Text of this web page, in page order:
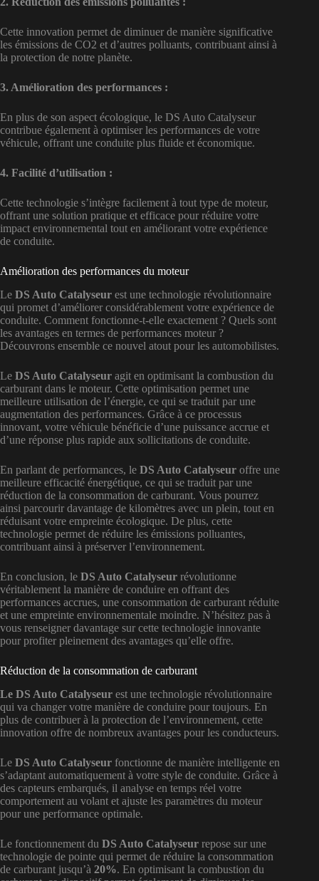
Cette innovation permet de diminuer de manière significative
les émissions de CO2 et d’autres polluants, contribuant ainsi à
la protection de notre planète.
3. Amélioration des performances :
En plus de son aspect écologique, le DS Auto Catalyseur
contribue également à optimiser les performances de votre
véhicule, offrant une conduite plus fluide et économique.
4. Facilité d’utilisation :
Cette technologie s’intègre facilement à tout type de moteur,
offrant une solution pratique et efficace pour réduire votre
impact environnemental tout en améliorant votre expérience
de conduite.
Amélioration des performances du moteur
Le DS Auto Catalyseur est une technologie révolutionnaire
qui promet d’améliorer considérablement votre expérience de
conduite. Comment fonctionne-t-elle exactement ? Quels sont
les avantages en termes de performances moteur ?
Découvrons ensemble ce nouvel atout pour les automobilistes.
Le DS Auto Catalyseur agit en optimisant la combustion du
carburant dans le moteur. Cette optimisation permet une
meilleure utilisation de l’énergie, ce qui se traduit par une
augmentation des performances. Grâce à ce processus
innovant, votre véhicule bénéficie d’une puissance accrue et
d’une réponse plus rapide aux sollicitations de conduite.
En parlant de performances, le DS Auto Catalyseur offre une
meilleure efficacité énergétique, ce qui se traduit par une
réduction de la consommation de carburant. Vous pourrez
ainsi parcourir davantage de kilomètres avec un plein, tout en
réduisant votre empreinte écologique. De plus, cette
technologie permet de réduire les émissions polluantes,
contribuant ainsi à préserver l’environnement.
En conclusion, le DS Auto Catalyseur révolutionne
véritablement la manière de conduire en offrant des
performances accrues, une consommation de carburant réduite
et une empreinte environnementale moindre. N’hésitez pas à
vous renseigner davantage sur cette technologie innovante
pour profiter pleinement des avantages qu’elle offre.
Réduction de la consommation de carburant
Le DS Auto Catalyseur est une technologie révolutionnaire
qui va changer votre manière de conduire pour toujours. En
plus de contribuer à la protection de l’environnement, cette
innovation offre de nombreux avantages pour les conducteurs.
Le DS Auto Catalyseur fonctionne de manière intelligente en
s’adaptant automatiquement à votre style de conduite. Grâce à
des capteurs embarqués, il analyse en temps réel votre
comportement au volant et ajuste les paramètres du moteur
pour une performance optimale.
Le fonctionnement du DS Auto Catalyseur repose sur une
technologie de pointe qui permet de réduire la consommation
de carburant jusqu’à 20%. En optimisant la combustion du